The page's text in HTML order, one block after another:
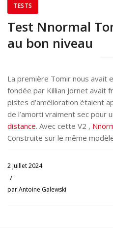
TESTS
Test Nnormal
au bon niveau
La première Tomir nous avait
fondée par Killian Jornet avait
pistes d’amélioration étaient
de l’amorti vraiment sec pour
distance. Avec cette V2 ,
Construite sur le même
2 juillet 2024
/
parAntoine Galewski